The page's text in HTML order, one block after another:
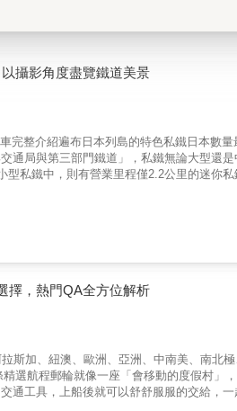
攝影角度盡覽鐵道美景
完整介紹遍布日本列島的特色私鐵日本數
局與第三部門鐵道」，私鐵無論大型還是
私鐵中，則有營業里程僅2.2公里的迷你
般民眾力量拯救了瀕臨破產的私鐵們▋銚子
社長挪用資金，使得公司幾乎面臨破產，
大家購買濕仙貝，讓我們賺取電車的修繕費
過了1億日圓，市民的堅定力量拯救了萬葉
便宜的路面電車長崎電氣軌道的票價全線
不起。現在貼滿廣告的彩繪電車早已司空
措施，都能感受到民營企業在經營上的努
車站數從26個增加到38個，每日班次增加
在達終點的北濃之間，跨越長良川的次數
駛中小玉電車的車身上繪著以貴志站的三
約20分鐘，便會到達伊太祈曾站。一進入
擇，熱門QA全方位解析
加、紐澳、歐洲、亞洲、中南美、南北
選航程郵輪就像一座「會移動的度假村」
通工具，上船後就可以舒舒服服的交給，